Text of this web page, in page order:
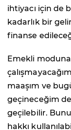
ihtiyacı için de
kadarlık bir
finanse
Emekli
maaşım ve
geçineceğim
geçilebilir.
hakkı